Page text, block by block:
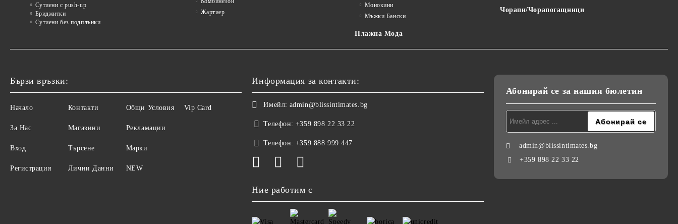
Сутиени с push-up
Бриджитки
Сутиени без подплънки
Жартиер
Монокини
Мъжки Бански
Плажна Мода
Чорапи/Чорапогащници
Бързи връзки:
Начало
За Нас
Вход
Регистрация
Контакти
Магазини
Търсене
Лични Данни
Общи Условия
Рекламации
Марки
NEW
Vip Card
Информация за контакти:
Имейл: admin@blissintimates.bg
Телефон: +359 898 22 33 22
Телефон: +359 888 999 447
Ние работим с
Абонирай се за нашия бюлетин
admin@blissintimates.bg
+359 898 22 33 22